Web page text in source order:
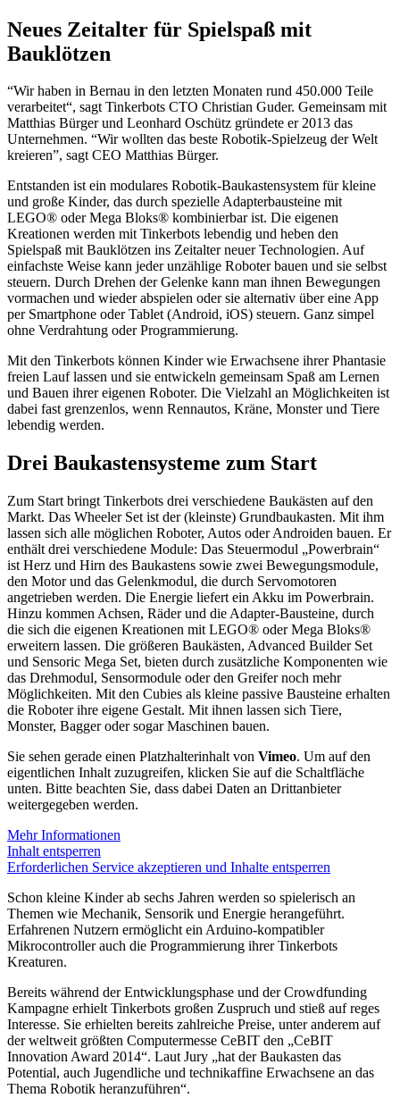
Neues Zeitalter für Spielspaß mit
Bauklötzen
“Wir haben in Bernau in den letzten Monaten rund 450.000 Teile
verarbeitet“, sagt Tinkerbots CTO Christian Guder. Gemeinsam mit
Matthias Bürger und Leonhard Oschütz gründete er 2013 das
Unternehmen. “Wir wollten das beste Robotik-Spielzeug der Welt
kreieren”, sagt CEO Matthias Bürger.
Entstanden ist ein modulares Robotik-Baukastensystem für kleine
und große Kinder, das durch spezielle Adapterbausteine mit
LEGO® oder Mega Bloks® kombinierbar ist. Die eigenen
Kreationen werden mit Tinkerbots lebendig und heben den
Spielspaß mit Bauklötzen ins Zeitalter neuer Technologien. Auf
einfachste Weise kann jeder unzählige Roboter bauen und sie selbst
steuern. Durch Drehen der Gelenke kann man ihnen Bewegungen
vormachen und wieder abspielen oder sie alternativ über eine App
per Smartphone oder Tablet (Android, iOS) steuern. Ganz simpel
ohne Verdrahtung oder Programmierung.
Mit den Tinkerbots können Kinder wie Erwachsene ihrer Phantasie
freien Lauf lassen und sie entwickeln gemeinsam Spaß am Lernen
und Bauen ihrer eigenen Roboter. Die Vielzahl an Möglichkeiten ist
dabei fast grenzenlos, wenn Rennautos, Kräne, Monster und Tiere
lebendig werden.
Drei Baukastensysteme zum Start
Zum Start bringt Tinkerbots drei verschiedene Baukästen auf den
Markt. Das Wheeler Set ist der (kleinste) Grundbaukasten. Mit ihm
lassen sich alle möglichen Roboter, Autos oder Androiden bauen. Er
enthält drei verschiedene Module: Das Steuermodul „Powerbrain“
ist Herz und Hirn des Baukastens sowie zwei Bewegungsmodule,
den Motor und das Gelenkmodul, die durch Servomotoren
angetrieben werden. Die Energie liefert ein Akku im Powerbrain.
Hinzu kommen Achsen, Räder und die Adapter-Bausteine, durch
die sich die eigenen Kreationen mit LEGO® oder Mega Bloks®
erweitern lassen. Die größeren Baukästen, Advanced Builder Set
und Sensoric Mega Set, bieten durch zusätzliche Komponenten wie
das Drehmodul, Sensormodule oder den Greifer noch mehr
Möglichkeiten. Mit den Cubies als kleine passive Bausteine erhalten
die Roboter ihre eigene Gestalt. Mit ihnen lassen sich Tiere,
Monster, Bagger oder sogar Maschinen bauen.
Sie sehen gerade einen Platzhalterinhalt von Vimeo. Um auf den
eigentlichen Inhalt zuzugreifen, klicken Sie auf die Schaltfläche
unten. Bitte beachten Sie, dass dabei Daten an Drittanbieter
weitergegeben werden.
Mehr Informationen
Inhalt entsperren
Erforderlichen Service akzeptieren und Inhalte entsperren
Schon kleine Kinder ab sechs Jahren werden so spielerisch an
Themen wie Mechanik, Sensorik und Energie herangeführt.
Erfahrenen Nutzern ermöglicht ein Arduino-kompatibler
Mikrocontroller auch die Programmierung ihrer Tinkerbots
Kreaturen.
Bereits während der Entwicklungsphase und der Crowdfunding
Kampagne erhielt Tinkerbots großen Zuspruch und stieß auf reges
Interesse. Sie erhielten bereits zahlreiche Preise, unter anderem auf
der weltweit größten Computermesse CeBIT den „CeBIT
Innovation Award 2014“. Laut Jury „hat der Baukasten das
Potential, auch Jugendliche und technikaffine Erwachsene an das
Thema Robotik heranzuführen“.